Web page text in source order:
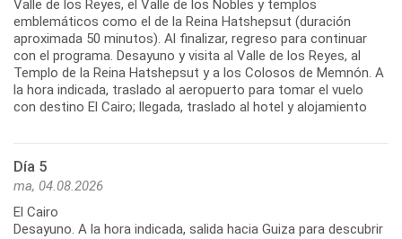
Valle de los Reyes, el Valle de los Nobles y templos
emblemáticos como el de la Reina Hatshepsut (duración
aproximada 50 minutos). Al finalizar, regreso para continuar
con el programa. Desayuno y visita al Valle de los Reyes, al
Templo de la Reina Hatshepsut y a los Colosos de Memnón. A
la hora indicada, traslado al aeropuerto para tomar el vuelo
con destino El Cairo; llegada, traslado al hotel y alojamiento
Día 5
ma, 04.08.2026
El Cairo
Desayuno. A la hora indicada, salida hacia Guiza para descubrir